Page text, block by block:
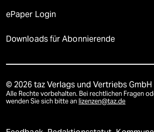
ePaper Login
Downloads für Abonnierende
© 2026 taz Verlags und Vertriebs GmbH
Alle Rechte vorbehalten. Bei rechtlichen Fragen
wenden Sie sich bitte an lizenzen@taz.de